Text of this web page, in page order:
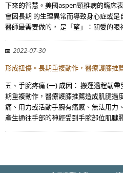
下來的智慧。美國aspen頸椎病的臨床
會因長期 的生理異常而導致身心症或是
醫師最需要做的， 是「望」：關愛的眼
2022-07-30
形成扭傷。長期重複動作，醫療護膝推
五、手腕疼痛 (一) 成因： 搬運過程韌
期重複動作，醫療護膝推薦造成肌腱過
痛、用力或活動手腕有痛感、無法用力
產生通往手部的神經受到手腕部位肌腱